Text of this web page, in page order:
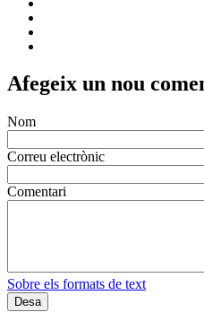
Afegeix un nou
Nom
Correu electrònic
Comentari
Sobre els formats de text